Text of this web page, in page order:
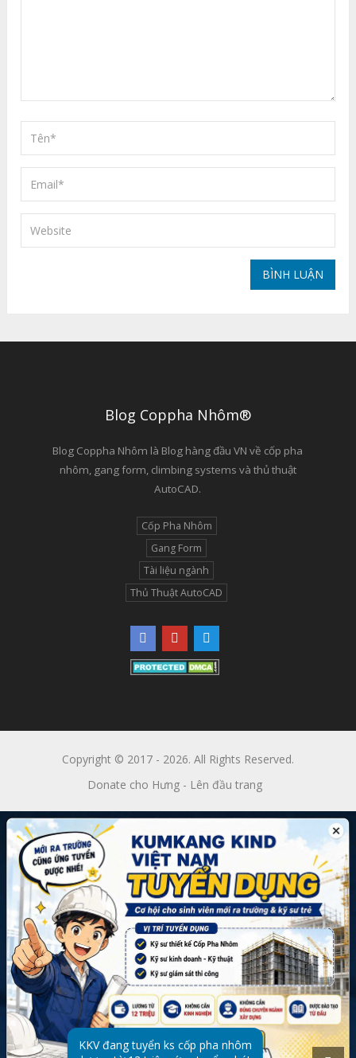
Blog Coppha Nhôm®
Blog Coppha Nhôm là Blog hàng đầu VN về cốp pha
nhôm, gang form, climbing systems và thủ thuật
AutoCAD.
Cốp Pha Nhôm
Gang Form
Tài liệu ngành
Thủ Thuật AutoCAD
Copyright © 2017 - 2026. All Rights Reserved.
Donate cho Hưng- Lên đầu trang
KKV đang tuyển ks cốp pha nhôm